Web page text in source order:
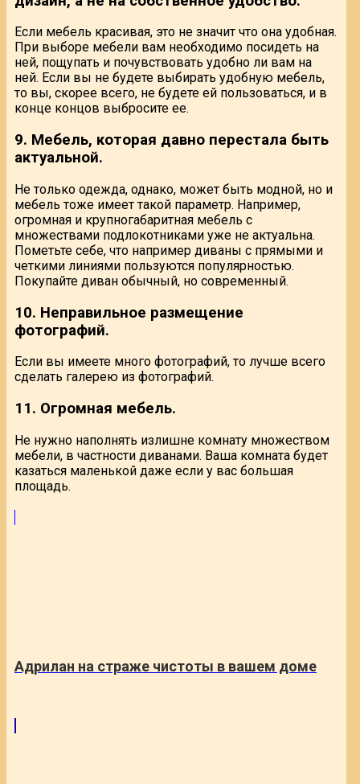
Если мебель красивая, это не значит что она удобная.
При выборе мебели вам необходимо посидеть на
ней, пощупать и почувствовать удобно ли вам на
ней. Если вы не будете выбирать удобную мебель,
то вы, скорее всего, не будете ей пользоваться, и в
конце концов выбросите ее.
9. Мебель, которая давно перестала быть
актуальной.
Не только одежда, однако, может быть модной, но и
мебель тоже имеет такой параметр. Например,
огромная и крупногабаритная мебель с
множествами подлокотниками уже не актуальна.
Пометьте себе, что например диваны с прямыми и
четкими линиями пользуются популярностью.
Покупайте диван обычный, но современный.
10. Неправильное размещение
фотографий.
Если вы имеете много фотографий, то лучше всего
сделать галерею из фотографий.
11. Огромная мебель.
Не нужно наполнять излишне комнату множеством
мебели, в частности диванами. Ваша комната будет
казаться маленькой даже если у вас большая
площадь.
Адрилан на страже чистоты в вашем доме